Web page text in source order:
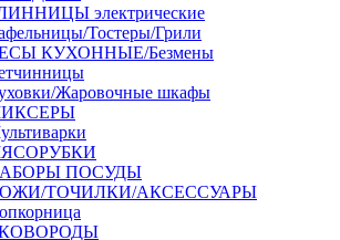
электрические
Тостеры/Грили
КУХОННЫЕ/Безмены
Жаровочные шкафы
ПОСУДЫ
ТОЧИЛКИ/АКСЕССУАРЫ